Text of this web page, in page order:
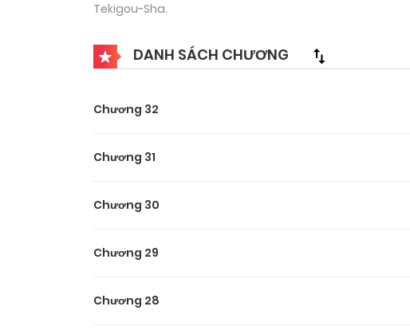
Tekigou-Sha.
DANH SÁCH CHƯƠNG
Chương 32
Chương 31
Chương 30
Chương 29
Chương 28